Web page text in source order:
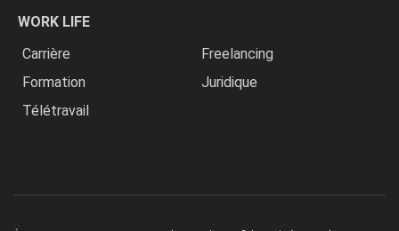
WORK LIFE
Carrière
Freelancing
Formation
Juridique
Télétravail